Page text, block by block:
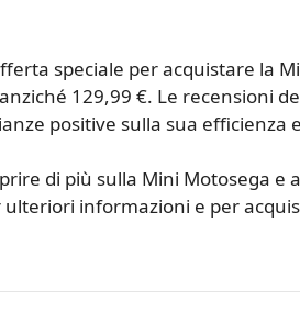
speciale per acquistare la
129,99 €. Le recensioni
positive sulla sua efficienza
di più sulla Mini Motosega e
ulteriori informazioni e per